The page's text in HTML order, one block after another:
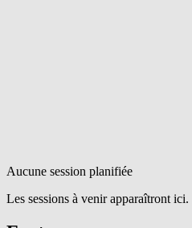
Aucune session planifiée
Les sessions à venir apparaîtront ici.